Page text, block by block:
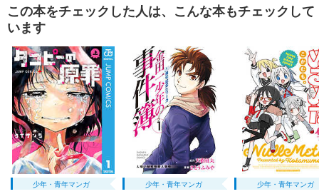
この本をチェックした人は、こんな本もチェックして
います
少年・青年マンガ 少年・青年マンガ 少年・青年マンガ